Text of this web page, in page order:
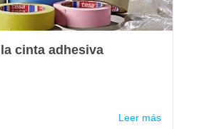
cinta adhesiva
Leer más